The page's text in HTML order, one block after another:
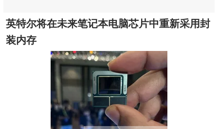
英特尔将在未来笔记本电脑芯片中重新采用封
装内存